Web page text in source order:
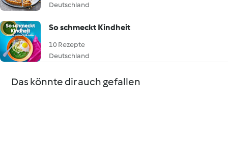
Deutschland
So schmeckt Kindheit
10 Rezepte
Deutschland
Das könnte dir auch gefallen